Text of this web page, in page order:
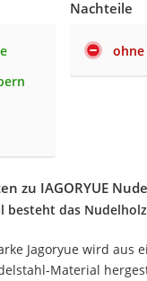
Nachteile
zu IAGORYUE
besteht das
Jagoryue wird aus
Material